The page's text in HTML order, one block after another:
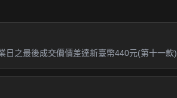
日之最後成交價價差達新臺幣440元(第十一款)